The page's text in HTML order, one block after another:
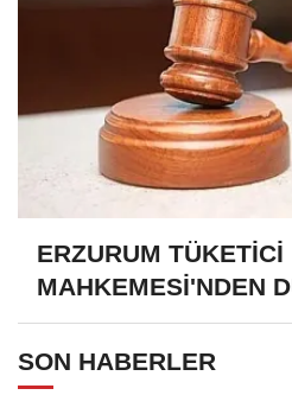
ERZURUM TÜKETİCİ
MAHKEMESİ'NDEN
SON HABERLER